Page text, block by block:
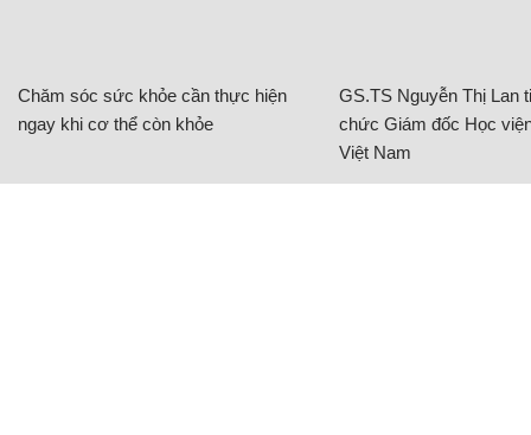
Chăm sóc sức khỏe cần thực hiện
ngay khi cơ thể còn khỏe
GS.TS Nguyễn Thị Lan
chức Giám đốc Học
Việt Nam